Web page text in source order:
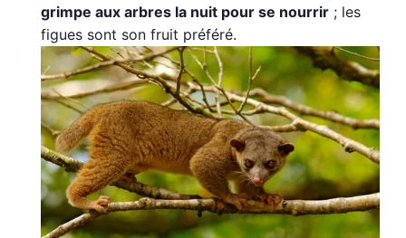
grimpe aux arbres la nuit pour se nourrir ; les
figues sont son fruit préféré.